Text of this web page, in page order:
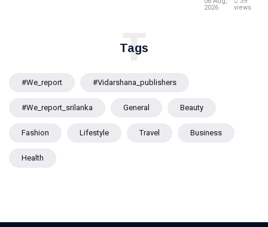
ඇතිවුවහොත්
2026
views
Tags
T
#we_report #vidarshana_publishers
#we_report_srilanka General Beauty
Fashion Lifestyle Travel Business
Health